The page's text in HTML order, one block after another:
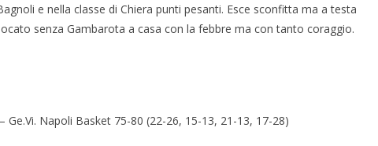
e nella classe di Chiera punti pesanti. Esce sconfitta ma a testa
senza Gambarota a casa con la febbre ma con tanto coraggio.
Ge.Vi. Napoli Basket 75-80 (22-26, 15-13, 21-13, 17-28)